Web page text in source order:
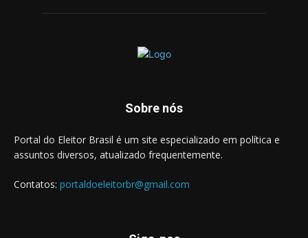
Sobre nós
Portal do Eleitor Brasil é um site especializado em política e
assuntos diversos, atualizado frequentemente.
Contatos: portaldoeleitorbr@gmail.com